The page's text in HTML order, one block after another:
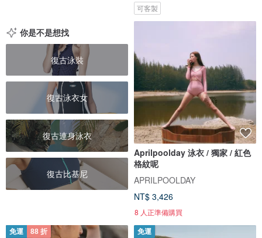
可客製
你是不是想找
復古泳裝
復古泳衣女
復古連身泳衣
復古比基尼
Aprilpoolday 泳衣 / 獨家 / 紅色
格紋呢
APRILPOOLDAY
NT$ 3,426
8 人正準備購買
免運 88 折 免運